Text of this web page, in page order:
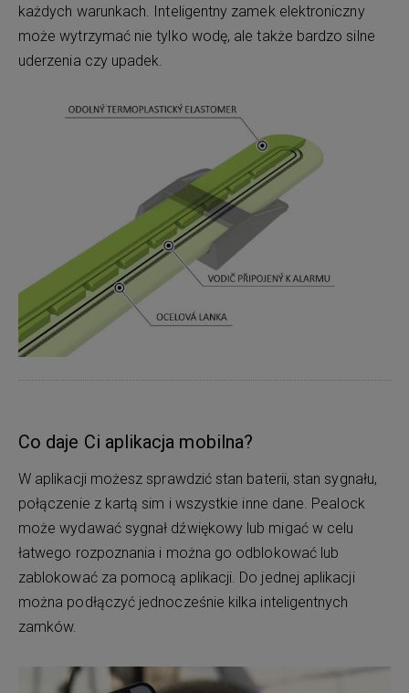
każdych warunkach. Inteligentny zamek elektroniczny
może wytrzymać nie tylko wodę, ale także bardzo silne
uderzenia czy upadek.
Co daje Ci aplikacja mobilna?
W aplikacji możesz sprawdzić stan baterii, stan sygnału,
połączenie z kartą sim i wszystkie inne dane. Pealock
może wydawać sygnał dźwiękowy lub migać w celu
łatwego rozpoznania i można go odblokować lub
zablokować za pomocą aplikacji. Do jednej aplikacji
można podłączyć jednocześnie kilka inteligentnych
zamków.